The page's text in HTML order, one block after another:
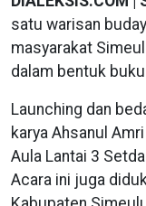
satu warisan
masyarakat
dalam bentuk
Launching dan
karya Ahsanul
Aula Lantai 3
Acara ini juga